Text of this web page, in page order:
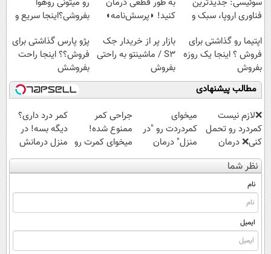
فناوری اروپا، سبک و
قسطی
کنید! ◗پرسش‌نامه◖
بفروشی؟اینجا سریع و
اپتیما رو گذاشتی برای
فروش ؟ اینجا یک روزه
بفروش
بازار پر از خریدار جک
S3 / ماشینتو به راحتی
بفروش
پژو پارس گذاشتی برای
فروش؟؟ اینجا راحت
بفروشش
مطالب پیشنهادی
❌لازم نیست
کمردرد رو تحمل
کنی❌ درمان
بدون جراحی و
قرص
(پرسشنامه)
میخوای
کمردردت رو "در
منزل" درمان
کنی؟ (◂فیلم +
◂پرسش‌نامه)
جراحی کمر
ممنوع شده!
میخوای کمرت رو
در منزل درمان
کنی؟
کمر درد داری؟
دیگه بسه! در
منزل درمانش
کن
(◀پرسش‌نامه)
نظر شما
نام
ایمیل